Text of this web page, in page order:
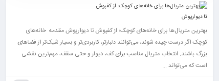
بهترین متریال‌ها برای خانه‌های کوچک؛ از کفپوش تا دیوارپوش مقدمه خانه‌های
کوچک اگر درست چیده شوند، می‌توانند دلبازتر، کاربردی‌تر و بسیار شیک‌تر از فضاهای
بزرگ باشند. انتخاب متریال مناسب برای کف، دیوار و حتی سقف، مهم‌ترین نقشی
است که می‌تواند ...